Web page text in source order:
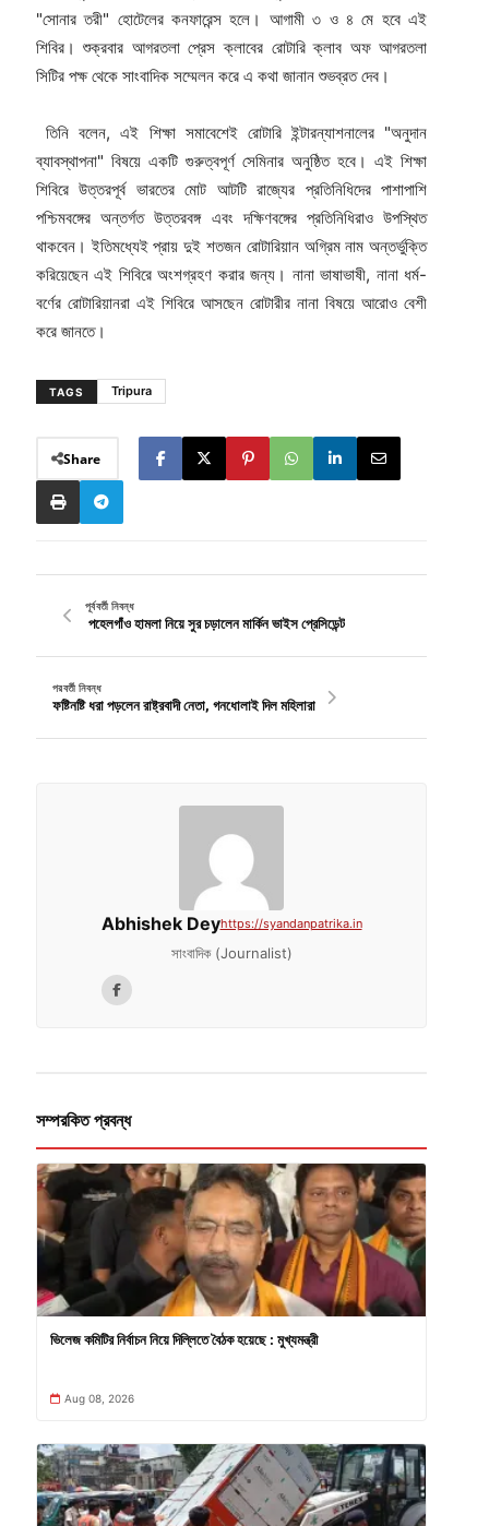
"সোনার তরী" হোটেলের কনফারেন্স হলে। আগামী ৩ ও ৪ মে হবে এই
শিবির। শুক্রবার আগরতলা প্রেস ক্লাবের রোটারি ক্লাব অফ আগরতলা
সিটির পক্ষ থেকে সাংবাদিক সম্মেলন করে এ কথা জানান শুভব্রত দেব।
তিনি বলেন, এই শিক্ষা সমাবেশেই রোটারি ইন্টারন্যাশনালের "অনুদান
ব্যাবস্থাপনা" বিষয়ে একটি গুরুত্বপূর্ণ সেমিনার অনুষ্ঠিত হবে। এই শিক্ষা
শিবিরে উত্তরপূর্ব ভারতের মোট আটটি রাজ্যের প্রতিনিধিদের পাশাপাশি
পশ্চিমবঙ্গের অন্তর্গত উত্তরবঙ্গ এবং দক্ষিণবঙ্গের প্রতিনিধিরাও উপস্থিত
থাকবেন। ইতিমধ্যেই প্রায় দুই শতজন রোটারিয়ান অগ্রিম নাম অন্তর্ভুক্তি
করিয়েছেন এই শিবিরে অংশগ্রহণ করার জন্য। নানা ভাষাভাষী, নানা ধর্ম-
বর্ণের রোটারিয়ানরা এই শিবিরে আসছেন রোটারীর নানা বিষয়ে আরোও বেশী
করে জানতে।
TAGS Tripura
Share
পূর্ববর্তী নিবন্ধ
পহেলগাঁও হামলা নিয়ে সুর চড়ালেন মার্কিন ভাইস প্রেসিডেন্ট
পরবর্তী নিবন্ধ
ফষ্টিনষ্টি ধরা পড়লেন রাষ্ট্রবাদী নেতা, গনধোলাই দিল মহিলারা
Abhishek Deyhttps://syandanpatrika.in
সাংবাদিক (Journalist)
সম্পরকিত প্রবন্ধ
ভিলেজ কমিটির নির্বাচন নিয়ে দিল্লিতে বৈঠক হয়েছে : মুখ্যমন্ত্রী
Aug 08, 2026